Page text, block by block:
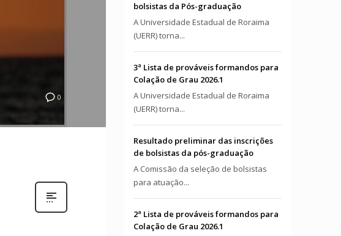
0
bolsistas da Pós-graduação
A Universidade Estadual de Roraima
(UERR) torna...
3ª Lista de prováveis formandos para
Colação de Grau 2026.1
A Universidade Estadual de Roraima
(UERR) torna...
Resultado preliminar das inscrições
de bolsistas da pós-graduação
A Comissão da seleção de bolsistas
para atuação...
2ª Lista de prováveis formandos para
Colação de Grau 2026.1